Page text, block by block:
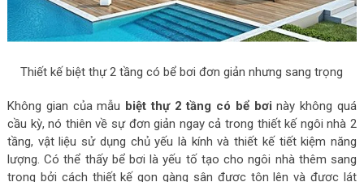
Thiết kế biệt thự 2 tầng có bể bơi đơn giản nhưng sang trọng
Không gian của mẫu biệt thự 2 tầng có bể bơi này không quá
cầu kỳ, nó thiên về sự đơn giản ngay cả trong thiết kế ngôi nhà 2
tầng, vật liệu sử dụng chủ yếu là kính và thiết kế tiết kiệm năng
lượng. Có thể thấy bể bơi là yếu tố tạo cho ngôi nhà thêm sang
trọng bởi cách thiết kế gọn gàng sân được tôn lên và được lát